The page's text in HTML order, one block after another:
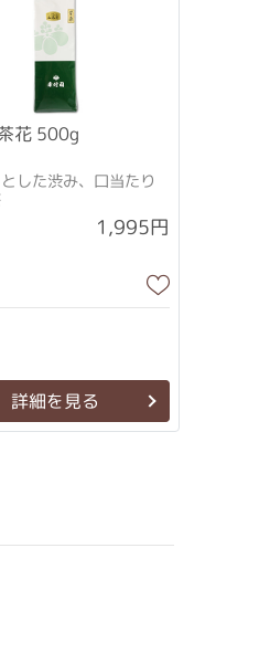
花 500g
した渋み、口当たり
1,995円
詳細を見る